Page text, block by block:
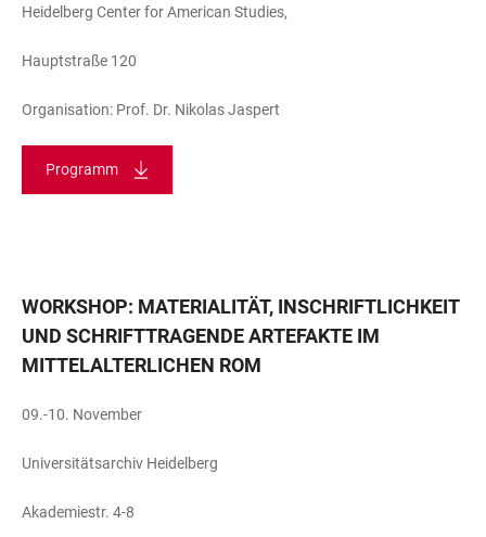
Heidelberg Center for American Studies,
Hauptstraße 120
Organisation: Prof. Dr. Nikolas Jaspert
Programm
WORKSHOP: MATERIALITÄT, INSCHRIFTLICHKEIT
UND SCHRIFTTRAGENDE ARTEFAKTE IM
MITTELALTERLICHEN ROM
09.-10. November
Universitätsarchiv Heidelberg
Akademiestr. 4-8